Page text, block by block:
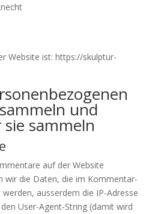
Website ist: https://skulptur-
und
sammeln
auf der Website
wir die Daten, die im Kommentar-
ausserdem die IP-Adresse
User-Agent-String (damit wird